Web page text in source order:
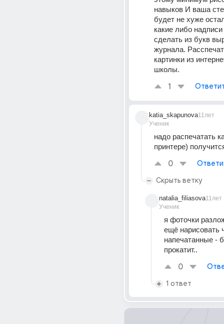
навыков И ваша
будет не хуже
какие либо
сделать из букв
журнала.
картинки из
школы.
1
katia_skapunova
Ученик
11лет
надо распечатать
принтере)
0
Скрыть ветку
natalia_filiasova
Ученик
11лет
я фоточки
ещё нарисовать
напечатанные -
прокатит..
0
1 ответ